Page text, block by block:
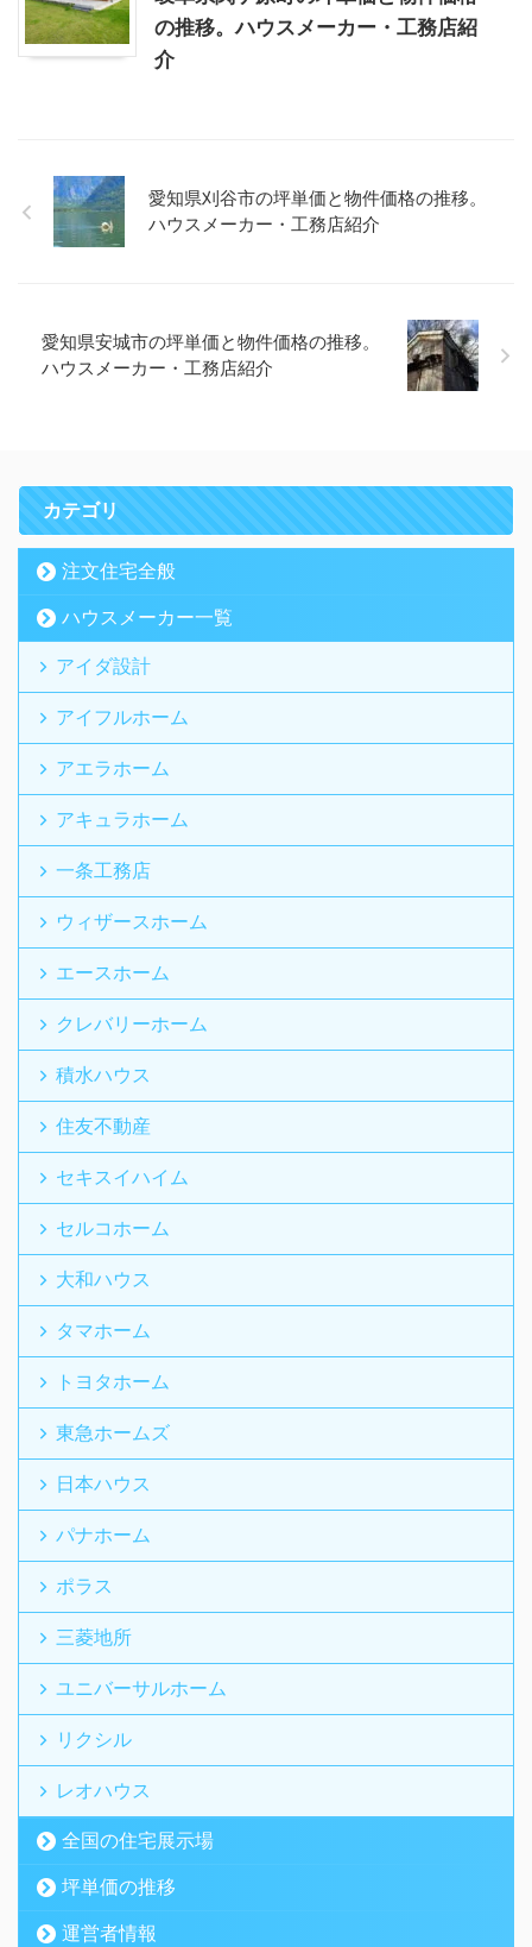
の推移。ハウスメーカー・工務店紹
介
愛知県刈谷市の坪単価と物件価格の推移。
ハウスメーカー・工務店紹介
愛知県安城市の坪単価と物件価格の推移。
ハウスメーカー・工務店紹介
カテゴリ
注文住宅全般
ハウスメーカー一覧
アイダ設計
アイフルホーム
アエラホーム
アキュラホーム
一条工務店
ウィザースホーム
エースホーム
クレバリーホーム
積水ハウス
住友不動産
セキスイハイム
セルコホーム
大和ハウス
タマホーム
トヨタホーム
東急ホームズ
日本ハウス
パナホーム
ポラス
三菱地所
ユニバーサルホーム
リクシル
レオハウス
全国の住宅展示場
坪単価の推移
運営者情報